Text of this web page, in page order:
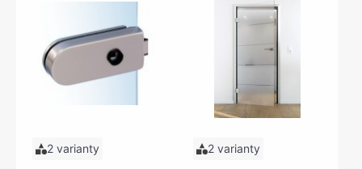
2 varianty 2 varianty